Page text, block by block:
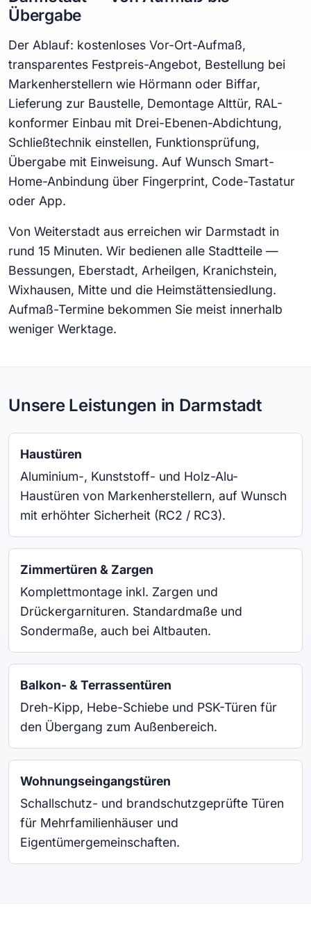
Übergabe
Der Ablauf: kostenloses Vor-Ort-Aufmaß,
transparentes Festpreis-Angebot, Bestellung bei
Markenherstellern wie Hörmann oder Biffar,
Lieferung zur Baustelle, Demontage Alttür, RAL-
konformer Einbau mit Drei-Ebenen-Abdichtung,
Schließtechnik einstellen, Funktionsprüfung,
Übergabe mit Einweisung. Auf Wunsch Smart-
Home-Anbindung über Fingerprint, Code-Tastatur
oder App.
Von Weiterstadt aus erreichen wir Darmstadt in
rund 15 Minuten. Wir bedienen alle Stadtteile —
Bessungen, Eberstadt, Arheilgen, Kranichstein,
Wixhausen, Mitte und die Heimstättensiedlung.
Aufmaß-Termine bekommen Sie meist innerhalb
weniger Werktage.
Unsere Leistungen in Darmstadt
Haustüren
Aluminium-, Kunststoff- und Holz-Alu-
Haustüren von Markenherstellern, auf Wunsch
mit erhöhter Sicherheit (RC2 / RC3).
Zimmertüren & Zargen
Komplettmontage inkl. Zargen und
Drückergarnituren. Standardmaße und
Sondermaße, auch bei Altbauten.
Balkon- & Terrassentüren
Dreh-Kipp, Hebe-Schiebe und PSK-Türen für
den Übergang zum Außenbereich.
Wohnungseingangstüren
Schallschutz- und brandschutzgeprüfte Türen
für Mehrfamilienhäuser und
Eigentümergemeinschaften.